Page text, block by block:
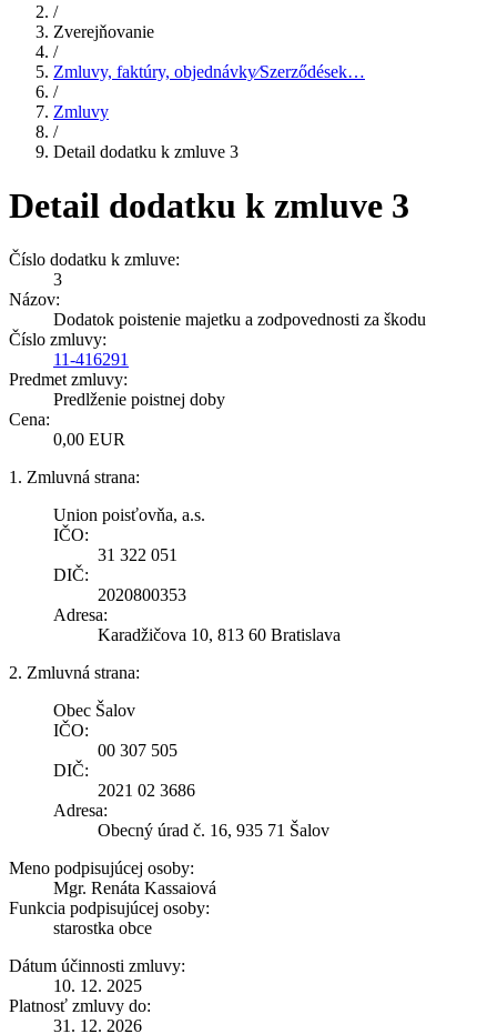
/
Zverejňovanie
/
Zmluvy, faktúry, objednávky⁄Szerződések…
/
Zmluvy
/
Detail dodatku k zmluve 3
Detail dodatku k zmluve 3
Číslo dodatku k zmluve:
3
Názov:
Dodatok poistenie majetku a zodpovednosti za škodu
Číslo zmluvy:
11-416291
Predmet zmluvy:
Predlženie poistnej doby
Cena:
0,00 EUR
1. Zmluvná strana:
Union poisťovňa, a.s.
IČO:
31 322 051
DIČ:
2020800353
Adresa:
Karadžičova 10, 813 60 Bratislava
2. Zmluvná strana:
Obec Šalov
IČO:
00 307 505
DIČ:
2021 02 3686
Adresa:
Obecný úrad č. 16, 935 71 Šalov
Meno podpisujúcej osoby:
Mgr. Renáta Kassaiová
Funkcia podpisujúcej osoby:
starostka obce
Dátum účinnosti zmluvy:
10. 12. 2025
Platnosť zmluvy do:
31. 12. 2026